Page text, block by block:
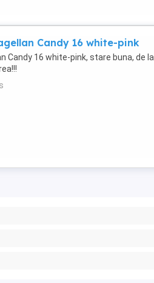
Candy 16 white-pink
Candy 16 white-pink, stare buna, de